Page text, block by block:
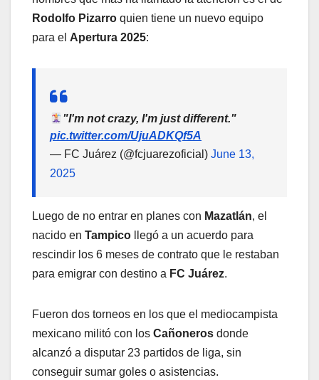
Rodolfo Pizarro quien tiene un nuevo equipo
para el Apertura 2025:
"I'm not crazy, I'm just different."
pic.twitter.com/UjuADKQf5A
— FC Juárez (@fcjuarezoficial) June 13,
2025
Luego de no entrar en planes con Mazatlán, el
nacido en Tampico
llegó a un acuerdo para
rescindir los 6 meses de contrato que le restaban
para emigrar con destino a FC Juárez.
Fueron dos torneos en los que el mediocampista
mexicano militó con los Cañoneros donde
alcanzó a disputar 23 partidos de liga, sin
conseguir sumar goles o asistencias.